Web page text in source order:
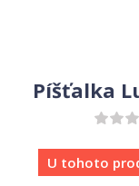
Píšťalka
U tohoto